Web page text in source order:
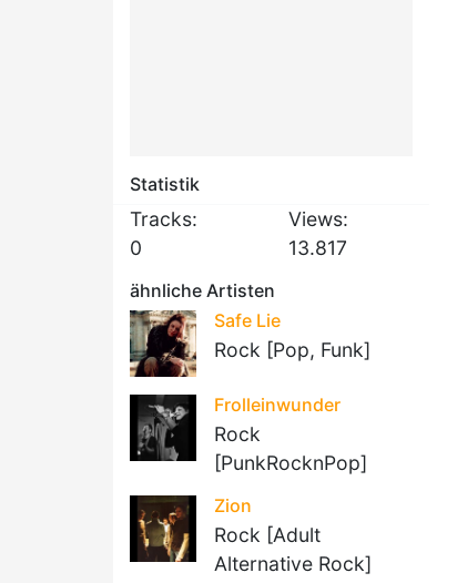
Statistik
Tracks:
0
Views:
13.817
ähnliche Artisten
Safe Lie
Rock [Pop, Funk]
Frolleinwunder
Rock
[PunkRocknPop]
Zion
Rock [Adult
Alternative Rock]